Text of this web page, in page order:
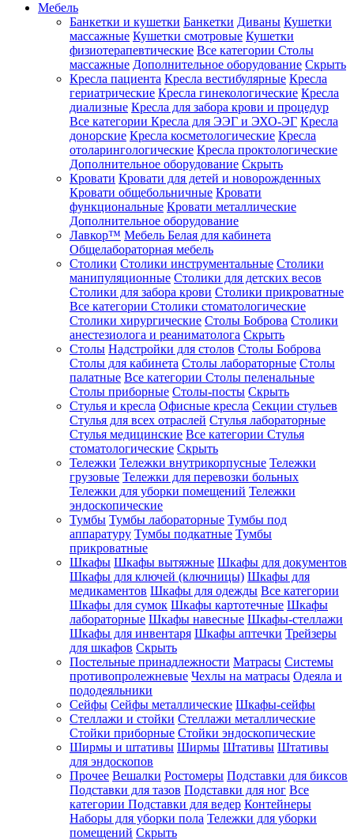
Мебель
Банкетки и кушетки Банкетки Диваны Кушетки
массажные Кушетки смотровые Кушетки
физиотерапевтические Все категории Столы
массажные Дополнительное оборудование Скрыть
Кресла пациента Кресла вестибулярные Кресла
гериатрические Кресла гинекологические Кресла
диализные Кресла для забора крови и процедур
Все категории Кресла для ЭЭГ и ЭХО-ЭГ Кресла
донорские Кресла косметологические Кресла
отоларингологические Кресла проктологические
Дополнительное оборудование Скрыть
Кровати Кровати для детей и новорожденных
Кровати общебольничные Кровати
функциональные Кровати металлические
Дополнительное оборудование
Лавкор™ Мебель Белая для кабинета
Общелабораторная мебель
Столики Столики инструментальные Столики
манипуляционные Столики для детских весов
Столики для забора крови Столики прикроватные
Все категории Столики стоматологические
Столики хирургические Столы Боброва Столики
анестезиолога и реаниматолога Скрыть
Столы Надстройки для столов Столы Боброва
Столы для кабинета Столы лабораторные Столы
палатные Все категории Столы пеленальные
Столы приборные Столы-посты Скрыть
Стулья и кресла Офисные кресла Секции стульев
Стулья для всех отраслей Стулья лабораторные
Стулья медицинские Все категории Стулья
стоматологические Скрыть
Тележки Тележки внутрикорпусные Тележки
грузовые Тележки для перевозки больных
Тележки для уборки помещений Тележки
эндоскопические
Тумбы Тумбы лабораторные Тумбы под
аппаратуру Тумбы подкатные Тумбы
прикроватные
Шкафы Шкафы вытяжные Шкафы для документов
Шкафы для ключей (ключницы) Шкафы для
медикаментов Шкафы для одежды Все категории
Шкафы для сумок Шкафы картотечные Шкафы
лабораторные Шкафы навесные Шкафы-стеллажи
Шкафы для инвентаря Шкафы аптечки Трейзеры
для шкафов Скрыть
Постельные принадлежности Матрасы Системы
противопролежневые Чехлы на матрасы Одеяла и
пододеяльники
Сейфы Сейфы металлические Шкафы-сейфы
Стеллажи и стойки Стеллажи металлические
Стойки приборные Стойки эндоскопические
Ширмы и штативы Ширмы Штативы Штативы
для эндоскопов
Прочее Вешалки Ростомеры Подставки для биксов
Подставки для тазов Подставки для ног Все
категории Подставки для ведер Контейнеры
Наборы для уборки пола Тележки для уборки
помещений Скрыть